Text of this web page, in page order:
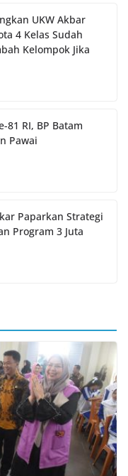
UKW Akbar
4 Kelas Sudah
Kelompok Jika
81 RI, BP Batam
Pawai
Paparkan Strategi
Program 3 Juta